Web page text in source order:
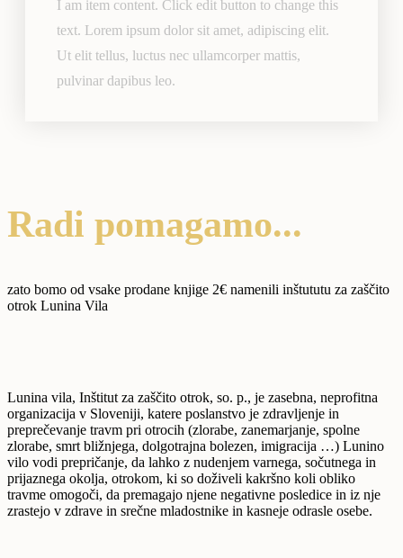
I am item content. Click edit button to change this
text. Lorem ipsum dolor sit amet, adipiscing elit.
Ut elit tellus, luctus nec ullamcorper mattis,
pulvinar dapibus leo.
Radi pomagamo...
zato bomo od vsake prodane knjige 2€ namenili inštututu za zaščito
otrok Lunina Vila
Lunina vila, Inštitut za zaščito otrok, so. p., je zasebna, neprofitna
organizacija v Sloveniji, katere poslanstvo je zdravljenje in
preprečevanje travm pri otrocih (zlorabe, zanemarjanje, spolne
zlorabe, smrt bližnjega, dolgotrajna bolezen, imigracija …) Lunino
vilo vodi prepričanje, da lahko z nudenjem varnega, sočutnega in
prijaznega okolja, otrokom, ki so doživeli kakršno koli obliko
travme omogoči, da premagajo njene negativne posledice in iz nje
zrastejo v zdrave in srečne mladostnike in kasneje odrasle osebe.